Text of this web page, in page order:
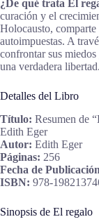
¿De qué trata El
curación y el
Holocausto, comparte
autoimpuestas. A
confrontar sus
una verdadera libertad.
Detalles del Libro
Título: Resumen de
Edith Eger
Autor: Edith Eger
Páginas: 256
Fecha de
ISBN: 978-
Sinopsis de El regalo